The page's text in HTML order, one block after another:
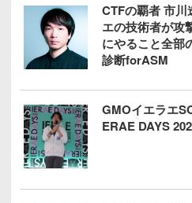
CTFの覇者 市
エの技術者が攻
にやること全部
診断forASM
GMOイエラエ
ERAE DAYS